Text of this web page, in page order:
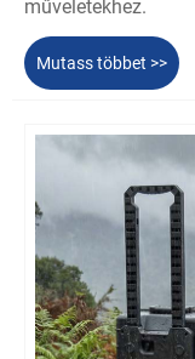
műveletekhez.
Mutass többet >>